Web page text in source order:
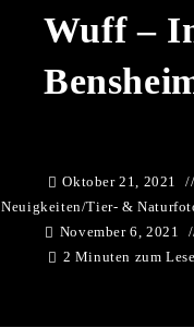
Wuff –
Oktober 21, 2021
Neuigkeiten/Tier- &
November 6, 2021
2 Minuten zum